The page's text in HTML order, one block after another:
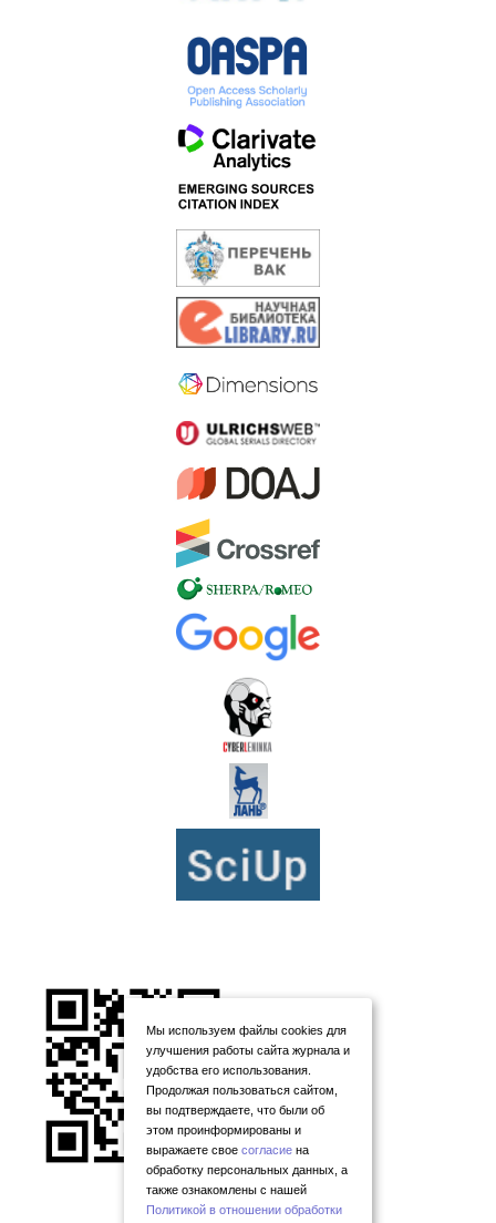
Мы используем файлы cookies для
улучшения работы сайта журнала и
удобства его использования.
Продолжая пользоваться сайтом,
вы подтверждаете, что были об
этом проинформированы и
выражаете свое согласие на
обработку персональных данных, а
также ознакомлены с нашей
Политикой в отношении обработки